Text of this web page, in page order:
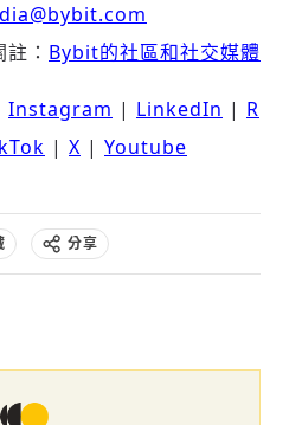
： Bybit的社區和社交媒體
Instagram | LinkedIn | R
| X | Youtube
分享